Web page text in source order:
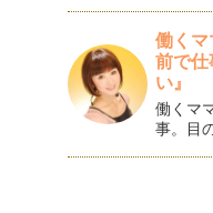
働く
前で
い』
働くマ
事。目